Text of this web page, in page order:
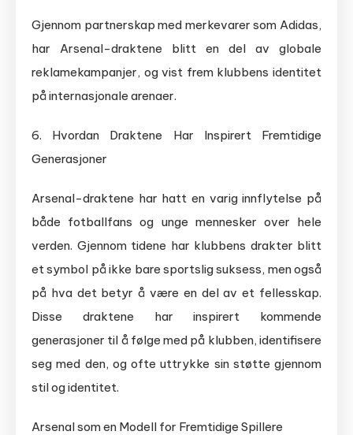
Gjennom partnerskap med merkevarer som Adidas,
har Arsenal-draktene blitt en del av globale
reklamekampanjer, og vist frem klubbens identitet
på internasjonale arenaer.
6. Hvordan Draktene Har Inspirert Fremtidige
Generasjoner
Arsenal-draktene har hatt en varig innflytelse på
både fotballfans og unge mennesker over hele
verden. Gjennom tidene har klubbens drakter blitt
et symbol på ikke bare sportslig suksess, men også
på hva det betyr å være en del av et fellesskap.
Disse draktene har inspirert kommende
generasjoner til å følge med på klubben, identifisere
seg med den, og ofte uttrykke sin støtte gjennom
stil og identitet.
Arsenal som en Modell for Fremtidige Spillere